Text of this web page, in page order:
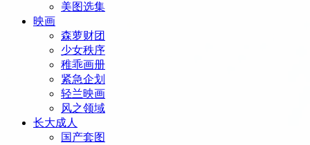
美图选集
映画
森萝财团
少女秩序
稚乖画册
紧急企划
轻兰映画
风之领域
长大成人
国产套图